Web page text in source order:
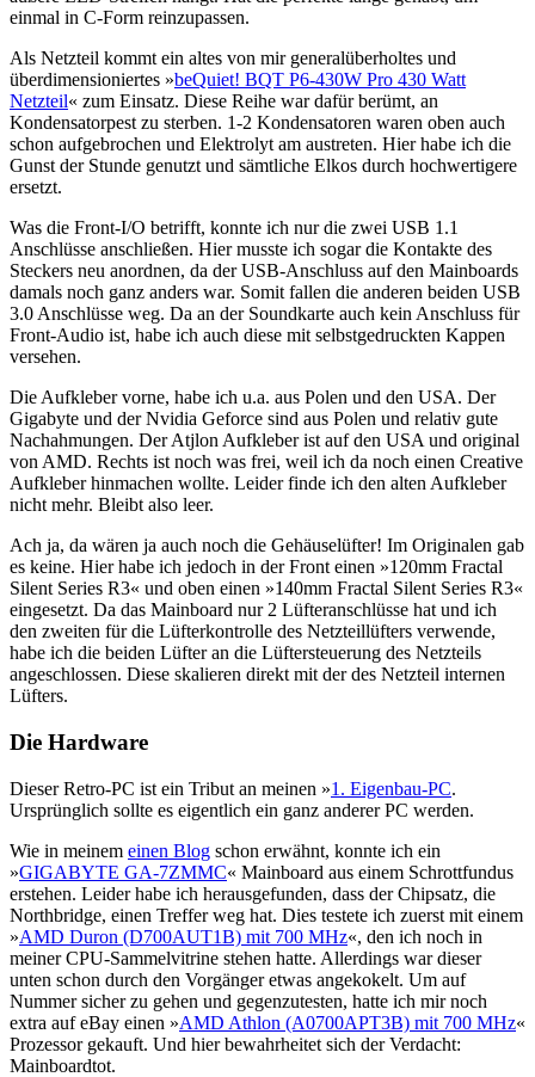
einmal in C-Form reinzupassen.
Als Netzteil kommt ein altes von mir generalüberholtes und
überdimensioniertes »beQuiet! BQT P6-430W Pro 430 Watt
Netzteil« zum Einsatz. Diese Reihe war dafür berümt, an
Kondensatorpest zu sterben. 1-2 Kondensatoren waren oben auch
schon aufgebrochen und Elektrolyt am austreten. Hier habe ich die
Gunst der Stunde genutzt und sämtliche Elkos durch hochwertigere
ersetzt.
Was die Front-I/O betrifft, konnte ich nur die zwei USB 1.1
Anschlüsse anschließen. Hier musste ich sogar die Kontakte des
Steckers neu anordnen, da der USB-Anschluss auf den Mainboards
damals noch ganz anders war. Somit fallen die anderen beiden USB
3.0 Anschlüsse weg. Da an der Soundkarte auch kein Anschluss für
Front-Audio ist, habe ich auch diese mit selbstgedruckten Kappen
versehen.
Die Aufkleber vorne, habe ich u.a. aus Polen und den USA. Der
Gigabyte und der Nvidia Geforce sind aus Polen und relativ gute
Nachahmungen. Der Atjlon Aufkleber ist auf den USA und original
von AMD. Rechts ist noch was frei, weil ich da noch einen Creative
Aufkleber hinmachen wollte. Leider finde ich den alten Aufkleber
nicht mehr. Bleibt also leer.
Ach ja, da wären ja auch noch die Gehäuselüfter! Im Originalen gab
es keine. Hier habe ich jedoch in der Front einen »120mm Fractal
Silent Series R3« und oben einen »140mm Fractal Silent Series R3«
eingesetzt. Da das Mainboard nur 2 Lüfteranschlüsse hat und ich
den zweiten für die Lüfterkontrolle des Netzteillüfters verwende,
habe ich die beiden Lüfter an die Lüftersteuerung des Netzteils
angeschlossen. Diese skalieren direkt mit der des Netzteil internen
Lüfters.
Die Hardware
Dieser Retro-PC ist ein Tribut an meinen »1. Eigenbau-PC.
Ursprünglich sollte es eigentlich ein ganz anderer PC werden.
Wie in meinem einen Blog schon erwähnt, konnte ich ein
»GIGABYTE GA-7ZMMC« Mainboard aus einem Schrottfundus
erstehen. Leider habe ich herausgefunden, dass der Chipsatz, die
Northbridge, einen Treffer weg hat. Dies testete ich zuerst mit einem
»AMD Duron (D700AUT1B) mit 700 MHz«, den ich noch in
meiner CPU-Sammelvitrine stehen hatte. Allerdings war dieser
unten schon durch den Vorgänger etwas angekokelt. Um auf
Nummer sicher zu gehen und gegenzutesten, hatte ich mir noch
extra auf eBay einen »AMD Athlon (A0700APT3B) mit 700 MHz«
Prozessor gekauft. Und hier bewahrheitet sich der Verdacht:
Mainboardtot.